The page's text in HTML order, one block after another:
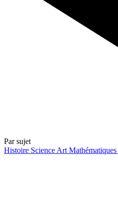
Par sujet
Histoire Science Art Mathématiques